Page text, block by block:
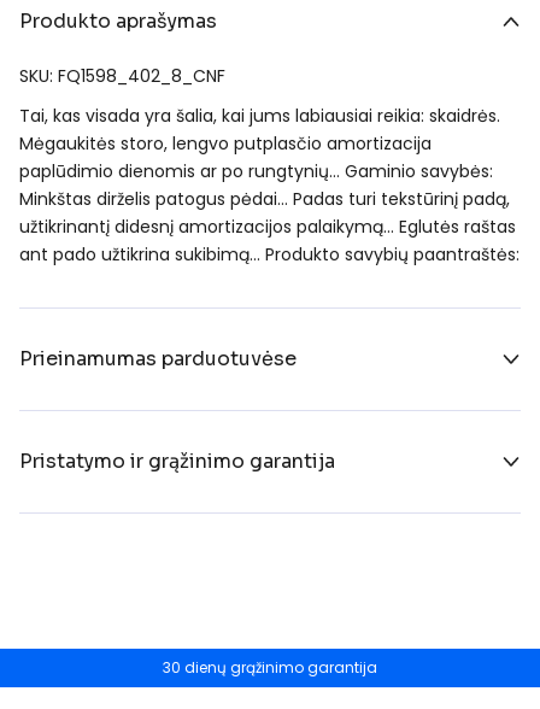
Produkto aprašymas
SKU: FQ1598_402_8_CNF
Tai, kas visada yra šalia, kai jums labiausiai reikia: skaidrės.
Mėgaukitės storo, lengvo putplasčio amortizacija
paplūdimio dienomis ar po rungtynių… Gaminio savybės:
Minkštas dirželis patogus pėdai… Padas turi tekstūrinį padą,
užtikrinantį didesnį amortizacijos palaikymą… Eglutės raštas
ant pado užtikrina sukibimą… Produkto savybių paantraštės:
Prieinamumas parduotuvėse
Pristatymo ir grąžinimo garantija
30 dienų grąžinimo garantija